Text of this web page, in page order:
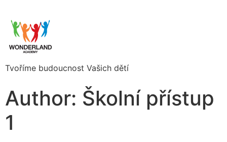
Tvoříme budoucnost Vašich dětí
Author: Školní přístup
1